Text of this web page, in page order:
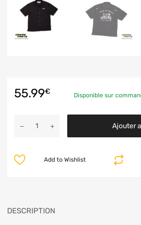
55.99€ Disponible sur
Ajouter
Add to Wishlist
DESCRIPTION